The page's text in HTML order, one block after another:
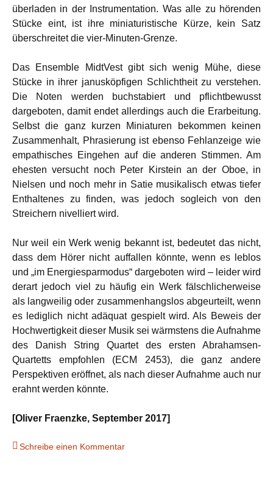
überladen in der Instrumentation. Was alle zu hörenden
Stücke eint, ist ihre miniaturistische Kürze, kein Satz
überschreitet die vier-Minuten-Grenze.
Das Ensemble MidtVest gibt sich wenig Mühe, diese
Stücke in ihrer janusköpfigen Schlichtheit zu verstehen.
Die Noten werden buchstabiert und pflichtbewusst
dargeboten, damit endet allerdings auch die Erarbeitung.
Selbst die ganz kurzen Miniaturen bekommen keinen
Zusammenhalt, Phrasierung ist ebenso Fehlanzeige wie
empathisches Eingehen auf die anderen Stimmen. Am
ehesten versucht noch Peter Kirstein an der Oboe, in
Nielsen und noch mehr in Satie musikalisch etwas tiefer
Enthaltenes zu finden, was jedoch sogleich von den
Streichern nivelliert wird.
Nur weil ein Werk wenig bekannt ist, bedeutet das nicht,
dass dem Hörer nicht auffallen könnte, wenn es leblos
und „im Energiesparmodus“ dargeboten wird – leider wird
derart jedoch viel zu häufig ein Werk fälschlicherweise
als langweilig oder zusammenhangslos abgeurteilt, wenn
es lediglich nicht adäquat gespielt wird. Als Beweis der
Hochwertigkeit dieser Musik sei wärmstens die Aufnahme
des Danish String Quartet des ersten Abrahamsen-
Quartetts empfohlen (ECM 2453), die ganz andere
Perspektiven eröffnet, als nach dieser Aufnahme auch nur
erahnt werden könnte.
[Oliver Fraenzke, September 2017]
Schreibe einen Kommentar